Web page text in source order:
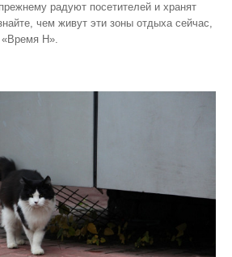
радуют посетителей и хранят
чем живут эти зоны отдыха сейчас,
«Время Н».